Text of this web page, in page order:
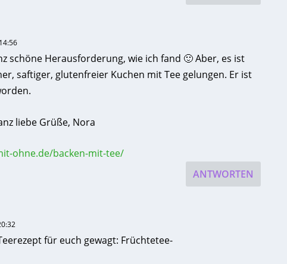
schöne Herausforderung, wie ich fand 🙂 Aber, es ist
saftiger, glutenfreier Kuchen mit Tee gelungen. Er ist
liebe Grüße, Nora
ohne.de/backen-mit-tee/
ANTWORTEN
für euch gewagt: Früchtetee-